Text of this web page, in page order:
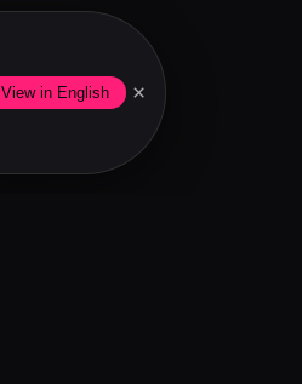
View in English ×